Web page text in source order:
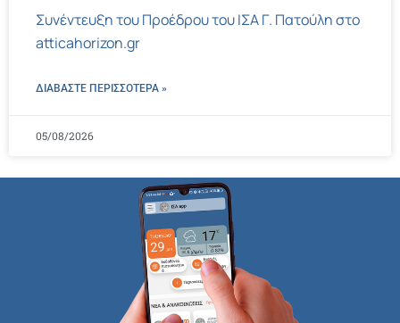
Συνέντευξη του Προέδρου του ΙΣΑ Γ. Πατούλη στο
atticahorizon.gr
ΔΙΑΒΑΣΤΕ ΠΕΡΙΣΣΌΤΕΡΑ »
05/08/2026